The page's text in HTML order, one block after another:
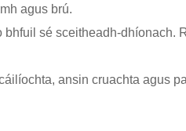
agus brú.
sé sceitheadh-dhíonach.
ansin cruachta agus